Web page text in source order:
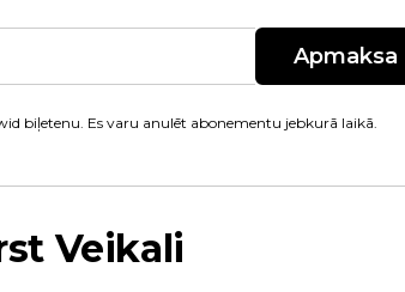
Apmaksa
biļetenu. Es varu anulēt abonementu jebkurā laikā.
Veikali